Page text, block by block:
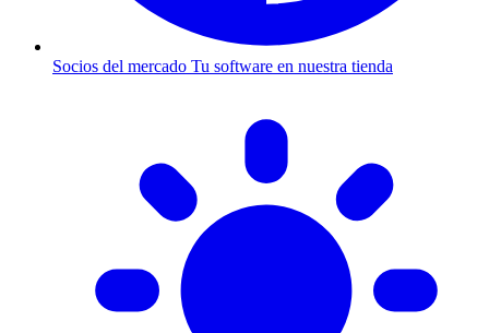
Socios del mercado Tu software en nuestra tienda